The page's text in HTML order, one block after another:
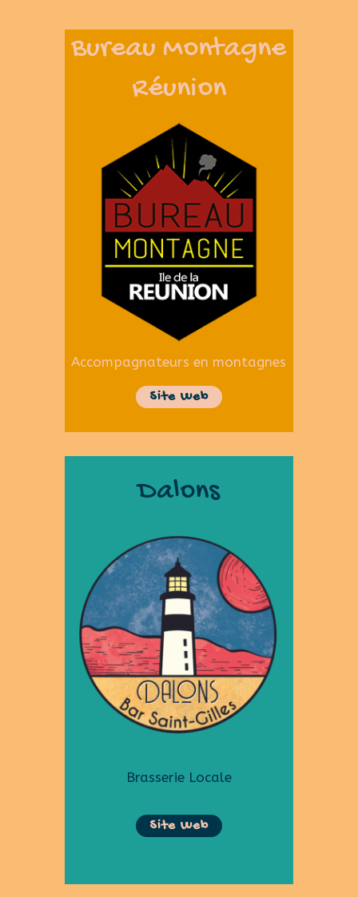
Bureau Montagne
Réunion
Accompagnateurs en montagnes
Site Web
Dalons
Brasserie Locale
Site Web